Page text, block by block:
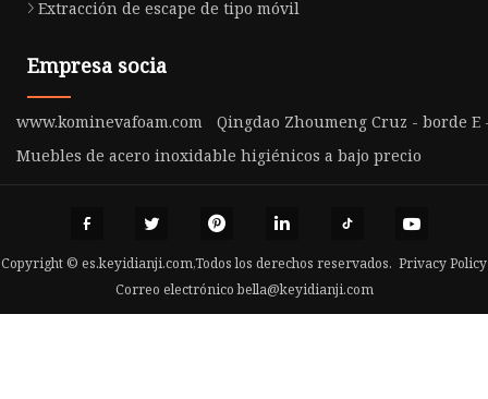
Extracción de escape de tipo móvil
Empresa socia
www.kominevafoam.com
Qingdao Zhoumeng Cruz - borde E
Muebles de acero inoxidable higiénicos a bajo precio
Copyright © es.keyidianji.com,Todos los derechos reservados. Privacy Policy
Correo electrónicobella@keyidianji.com